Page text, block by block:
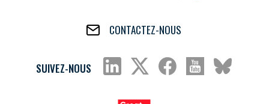
CONTACTEZ-NOUS
SUIVEZ-NOUS